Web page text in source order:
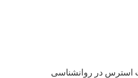
در روانشناسی